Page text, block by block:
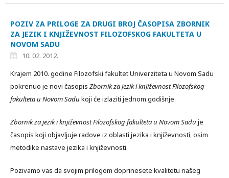
POZIV ZA PRILOGE ZA DRUGI BROJ ČASOPISA ZBORNIK
ZA JEZIK I KNJIŽEVNOST FILOZOFSKOG FAKULTETA U
NOVOM SADU
10. 02. 2012.
Krajem 2010. godine Filozofski fakultet Univerziteta u Novom Sadu
pokrenuo je novi časopis Zbornik za jezik i književnost Filozofskog
fakulteta u Novom Sadu koji će izlaziti jednom godišnje.
Zbornik za jezik i književnost Filozofskog fakulteta u Novom Sadu je
časopis koji objavljuje radove iz oblasti jezika i književnosti, osim
metodike nastave jezika i književnosti.
Pozivamo vas da svojim prilogom doprinesete kvalitetu našeg